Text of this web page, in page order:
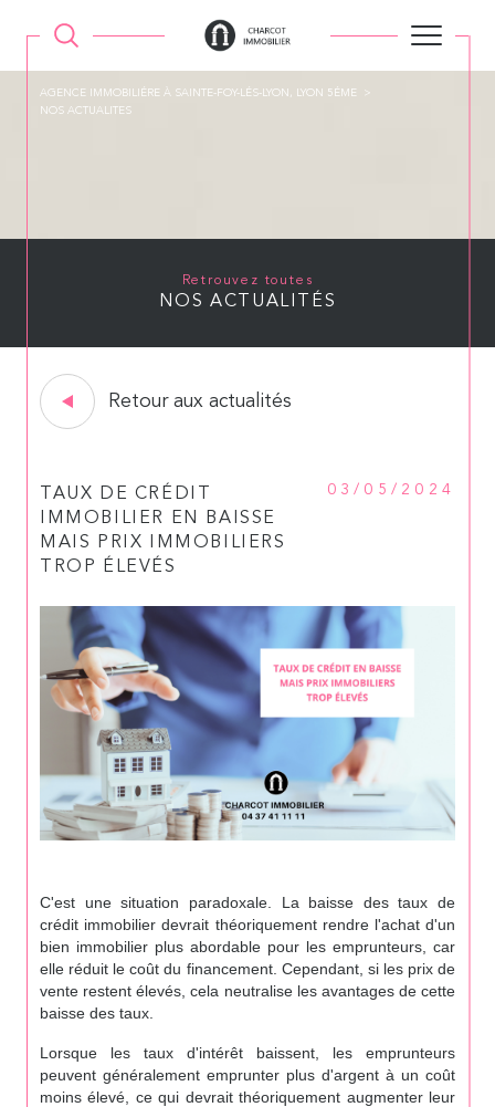
AGENCE IMMOBILIÉRE À SAINTE-FOY-LÉS-LYON, LYON 5ÉME
NOS ACTUALITES
Retrouvez toutes
NOS ACTUALITÉS
Retour aux actualités
TAUX DE CRÉDIT
IMMOBILIER EN BAISSE
MAIS PRIX IMMOBILIERS
TROP ÉLEVÉS
03/05/2024
C'est une situation paradoxale. La baisse des taux de
crédit immobilier devrait théoriquement rendre l'achat d'un
bien immobilier plus abordable pour les emprunteurs, car
elle réduit le coût du financement. Cependant, si les prix de
vente restent élevés, cela neutralise les avantages de cette
baisse des taux.
Lorsque les taux d'intérêt baissent, les emprunteurs
peuvent généralement emprunter plus d'argent à un coût
moins élevé, ce qui devrait théoriquement augmenter leur